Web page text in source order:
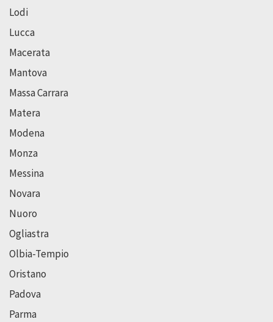
Lodi
Lucca
Macerata
Mantova
Massa Carrara
Matera
Modena
Monza
Messina
Novara
Nuoro
Ogliastra
Olbia-Tempio
Oristano
Padova
Parma